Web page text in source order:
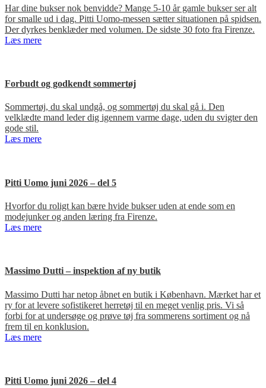
Har dine bukser nok benvidde? Mange 5-10 år gamle bukser ser alt
for smalle ud i dag. Pitti Uomo-messen sætter situationen på spidsen.
Der dyrkes benklæder med volumen. De sidste 30 foto fra Firenze.
Læs mere
Forbudt og godkendt sommertøj
Sommertøj, du skal undgå, og sommertøj du skal gå i. Den
velklædte mand leder dig igennem varme dage, uden du svigter den
gode stil.
Læs mere
Pitti Uomo juni 2026 – del 5
Hvorfor du roligt kan bære hvide bukser uden at ende som en
modejunker og anden læring fra Firenze.
Læs mere
Massimo Dutti – inspektion af ny butik
Massimo Dutti har netop åbnet en butik i København. Mærket har et
ry for at levere sofistikeret herretøj til en meget venlig pris. Vi så
forbi for at undersøge og prøve tøj fra sommerens sortiment og nå
frem til en konklusion.
Læs mere
Pitti Uomo juni 2026 – del 4